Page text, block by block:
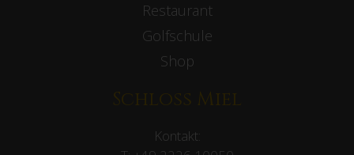
Restaurant
Golfschule
Shop
Schloss Miel
Kontakt: